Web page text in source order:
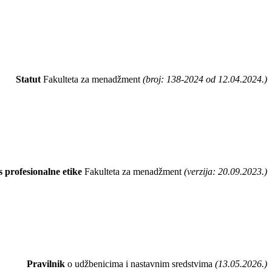
Statut Fakulteta za menadžment (broj: 138-2024 od 12.04.2024.)
profesionalne etike Fakulteta za menadžment (verzija: 20.09.2023.)
Pravilnik o udžbenicima i nastavnim sredstvima (13.05.2026.)